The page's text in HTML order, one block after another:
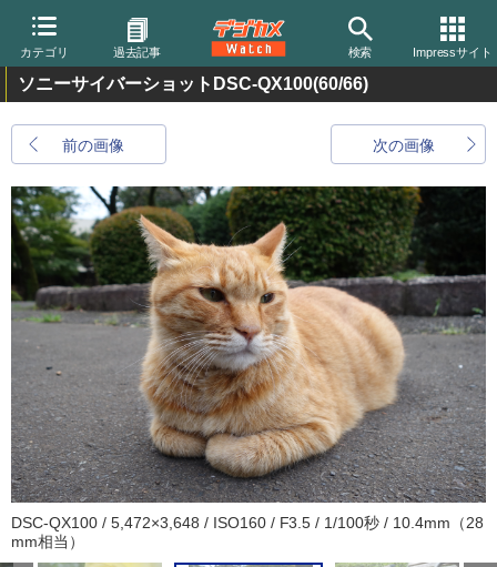
カテゴリ 過去記事 検索 Impressサイト
ソニーサイバーショットDSC-QX100(60/66)
前の画像 次の画像
DSC-QX100 / 5,472×3,648 / ISO160 / F3.5 / 1/100秒 / 10.4mm（28
mm相当）